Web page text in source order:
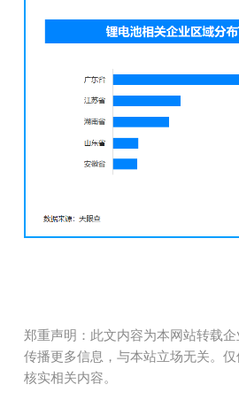
郑重声明：此文内容为本网站转载
传播更多信息，与本站立场无关。
核实相关内容。